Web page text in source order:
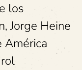
los
Jorge Heine
América